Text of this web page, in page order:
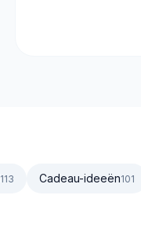
113 Cadeau-ideeën101